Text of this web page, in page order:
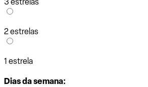
2 estrelas
1 estrela
Dias da semana: